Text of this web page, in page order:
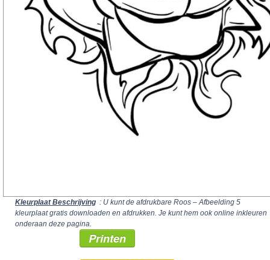
Kleurplaat Beschrijving : U kunt de afdrukbare Roos – Afbeelding 5
kleurplaat gratis downloaden en afdrukken. Je kunt hem ook online inkleuren
onderaan deze pagina.
Printen